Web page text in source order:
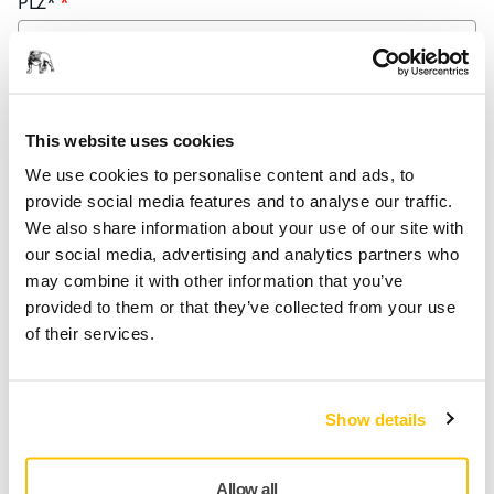
This website uses cookies
We use cookies to personalise content and ads, to
provide social media features and to analyse our traffic.
We also share information about your use of our site with
our social media, advertising and analytics partners who
may combine it with other information that you’ve
provided to them or that they’ve collected from your use
of their services.
Show details
Allow all
Bemerkungen: